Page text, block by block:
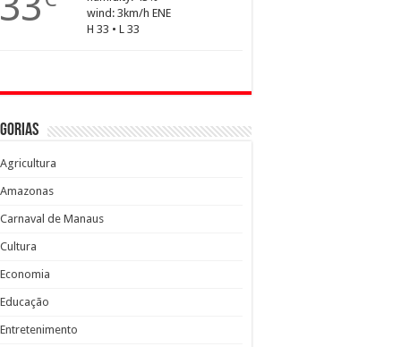
wind: 3km/h ENE
H 33 • L 33
Agricultura
Amazonas
Carnaval de Manaus
Cultura
Economia
Educação
Entretenimento